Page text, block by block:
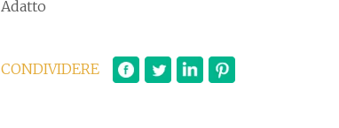
Adatto
CONDIVIDERE